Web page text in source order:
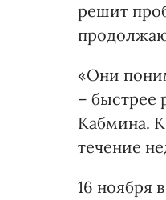
решит
«Они
– быстрее
Кабмина.
течение
16 ноября